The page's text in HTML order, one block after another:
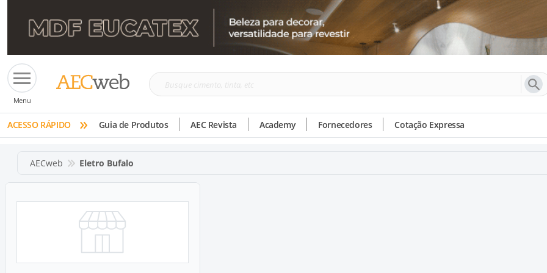
Menu
Busque
tinta,
etc
ACESSO RÁPIDO » Guia de Produtos AEC Revista Academy Fornecedores Cotação Expressa
AECweb Eletro Bufalo